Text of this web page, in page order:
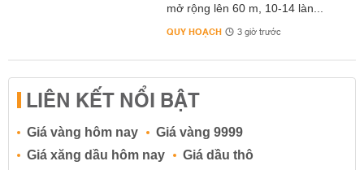
mở rộng lên 60 m, 10-14 làn...
QUY HOẠCH 3 giờ trước
LIÊN KẾT NỔI BẬT
Giá vàng hôm nay
Giá vàng 9999
Giá xăng dầu hôm nay
Giá dầu thô